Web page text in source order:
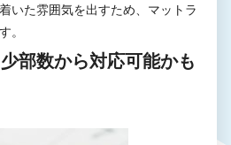
いた雰囲気を出すため、マットラ
。
部数から対応可能かも